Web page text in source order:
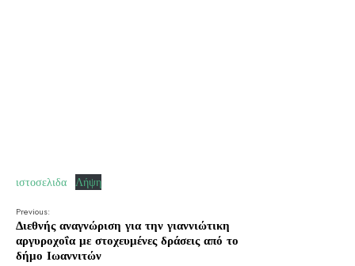
ιστοσελιδα Λήψη
Previous:
Διεθνής αναγνώριση για την γιαννιώτικη
αργυροχοΐα με στοχευμένες δράσεις από το
δήμο Ιωαννιτών